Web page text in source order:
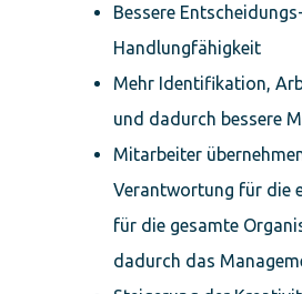
Bessere
Handlungfähigkeit
Mehr Identifikation,
und dadurch bessere
Mitarbeiter
Verantwortung für die
für die gesamte
dadurch das